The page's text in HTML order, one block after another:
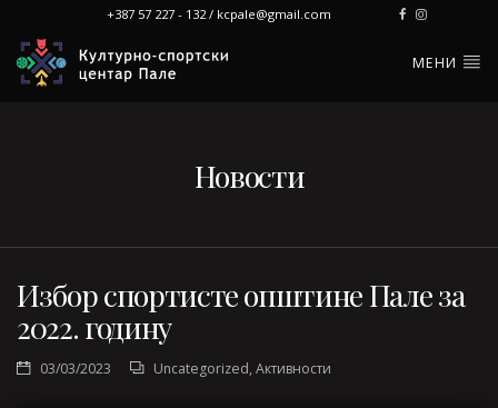
+387 57 227 - 132 / kcpale@gmail.com
МЕНИ
Новости
Избор спортисте општине Пале за
2022. годину
03/03/2023 Uncategorized,Активности